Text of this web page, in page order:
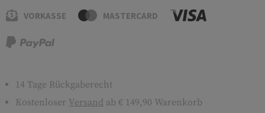
VORKASSE MASTERCARD
14 Tage Rückgaberecht
Kostenloser Versand ab € 149,90 Warenkorb